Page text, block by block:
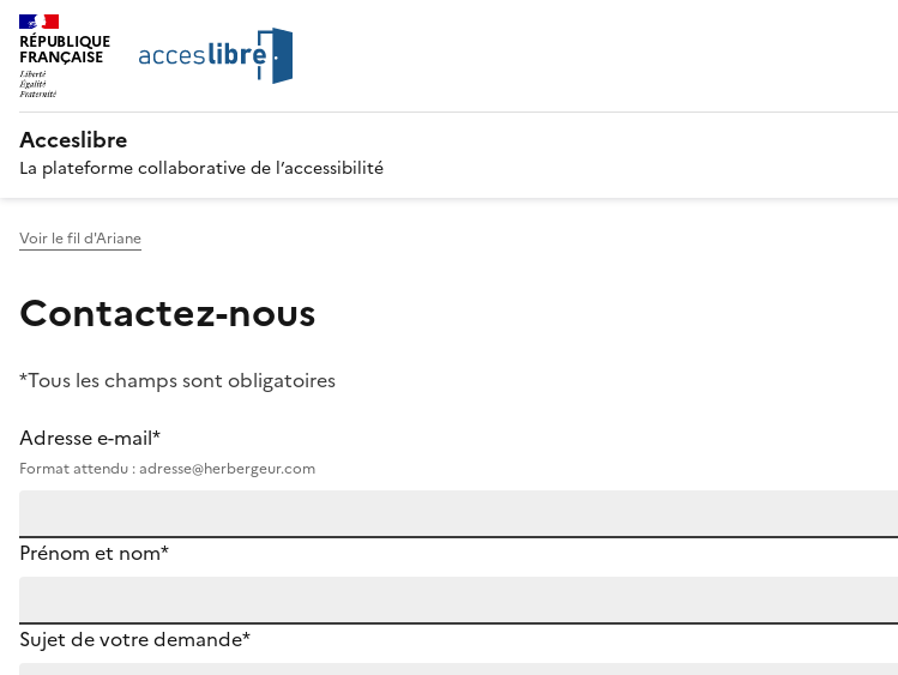
RÉPUBLIQUE
FRANÇAISE
Acceslibre
La plateforme collaborative de l’accessibilité
Voir le fil d'Ariane
Contactez-nous
*Tous les champs sont obligatoires
Adresse e-mail*
Format attendu : adresse@herbergeur.com
Prénom et nom*
Sujet de votre demande*